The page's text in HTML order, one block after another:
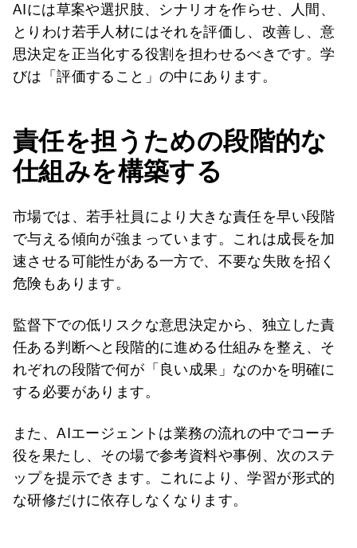
AIには草案や選択肢、シナリオを作らせ、人間、
とりわけ若手人材にはそれを評価し、改善し、意
思決定を正当化する役割を担わせるべきです。学
びは「評価すること」の中にあります。
責任を担うための段階的な
仕組みを構築する
市場では、若手社員により大きな責任を早い段階
で与える傾向が強まっています。これは成長を加
速させる可能性がある一方で、不要な失敗を招く
危険もあります。
監督下での低リスクな意思決定から、独立した責
任ある判断へと段階的に進める仕組みを整え、そ
れぞれの段階で何が「良い成果」なのかを明確に
する必要があります。
また、AIエージェントは業務の流れの中でコーチ
役を果たし、その場で参考資料や事例、次のステ
ップを提示できます。これにより、学習が形式的
な研修だけに依存しなくなります。